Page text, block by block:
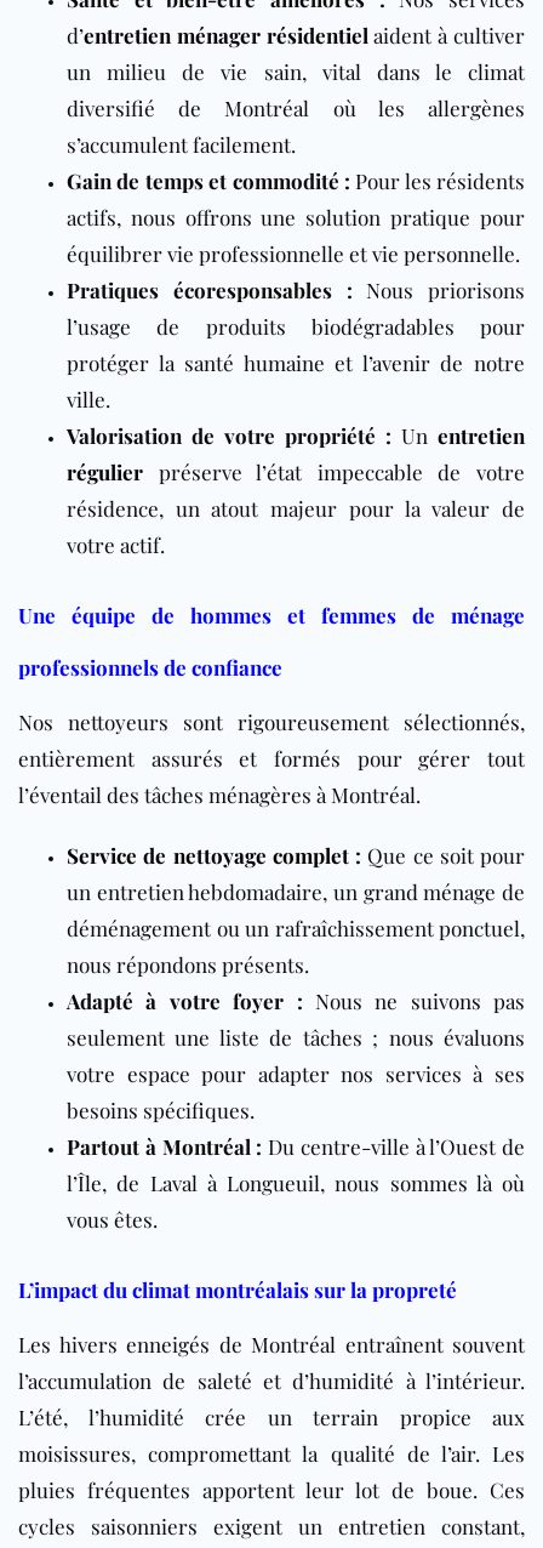
d’entretien ménager résidentiel aident à cultiver
un milieu de vie sain, vital dans le climat
diversifié de Montréal où les allergènes
s’accumulent facilement.
Gain de temps et commodité : Pour les résidents
actifs, nous offrons une solution pratique pour
équilibrer vie professionnelle et vie personnelle.
Pratiques écoresponsables : Nous priorisons
l’usage de produits biodégradables pour
protéger la santé humaine et l’avenir de notre
ville.
Valorisation de votre propriété : Un entretien
régulier préserve l’état impeccable de votre
résidence, un atout majeur pour la valeur de
votre actif.
Une équipe de hommes et femmes de ménage
professionnels de confiance
Nos nettoyeurs sont rigoureusement sélectionnés,
entièrement assurés et formés pour gérer tout
l’éventail des tâches ménagères à Montréal.
Service de nettoyage complet: Que ce soit pour
un entretien hebdomadaire, un grand ménage de
déménagement ou un rafraîchissement ponctuel,
nous répondons présents.
Adapté à votre foyer : Nous ne suivons pas
seulement une liste de tâches ; nous évaluons
votre espace pour adapter nos services à ses
besoins spécifiques.
Partout à Montréal : Du centre-ville à l’Ouest de
l’Île, de Laval à Longueuil, nous sommes là où
vous êtes.
L’impact du climat montréalais sur la propreté
Les hivers enneigés de Montréal entraînent souvent
l’accumulation de saleté et d’humidité à l’intérieur.
L’été, l’humidité crée un terrain propice aux
moisissures, compromettant la qualité de l’air. Les
pluies fréquentes apportent leur lot de boue. Ces
cycles saisonniers exigent un entretien constant,